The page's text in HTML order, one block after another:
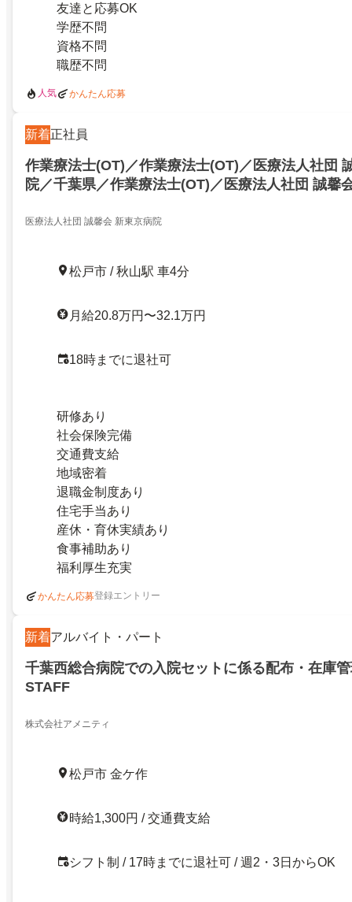
友達と応募OK
学歴不問
資格不問
職歴不問
人気 かんたん応募
新着正社員
作業療法士(OT)／作業療法士(OT)／医療法人社団
院／千葉県／作業療法士(OT)／医療法人社団 誠馨
医療法人社団 誠馨会 新東京病院
松戸市 / 秋山駅 車4分
月給20.8万円〜32.1万円
18時までに退社可
研修あり
社会保険完備
交通費支給
地域密着
退職金制度あり
住宅手当あり
産休・育休実績あり
食事補助あり
福利厚生充実
かんたん応募登録エントリー
新着アルバイト・パート
千葉西総合病院での入院セットに係る配布・在庫
STAFF
株式会社アメニティ
松戸市 金ケ作
時給1,300円 / 交通費支給
シフト制 / 17時までに退社可 / 週2・3日からOK